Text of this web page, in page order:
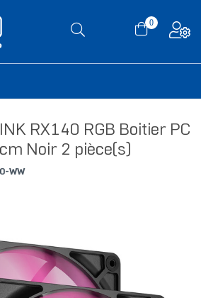
0
RX140 RGB Boitier PC
Noir 2 pièce(s)
WW